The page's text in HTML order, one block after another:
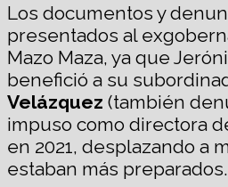
Los documentos y
presentados al
Mazo Maza, ya que
benefició a su
Velázquez (también
impuso como directora
en 2021, desplazando a
estaban más preparados.